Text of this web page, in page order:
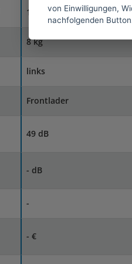
1400 U/Min
8 kg
links
Frontlader
49 dB
- dB
-
- €
von Einwilligungen,
nachfolgenden